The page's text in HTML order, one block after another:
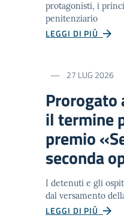
protagonisti, i
penitenziario
LEGGI DI PIÙ
27 LUG 2026
il termine
premio
seconda
I detenuti e gli
dal versamento
LEGGI DI PIÙ